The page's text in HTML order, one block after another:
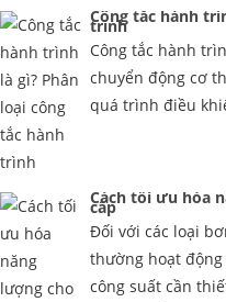
Công tắc hành
trình
Công tắc hành
chuyển động cơ
quá trình điều
Cách tối ưu hóa
cấp
Đối với các loại
thường hoạt
công suất cần